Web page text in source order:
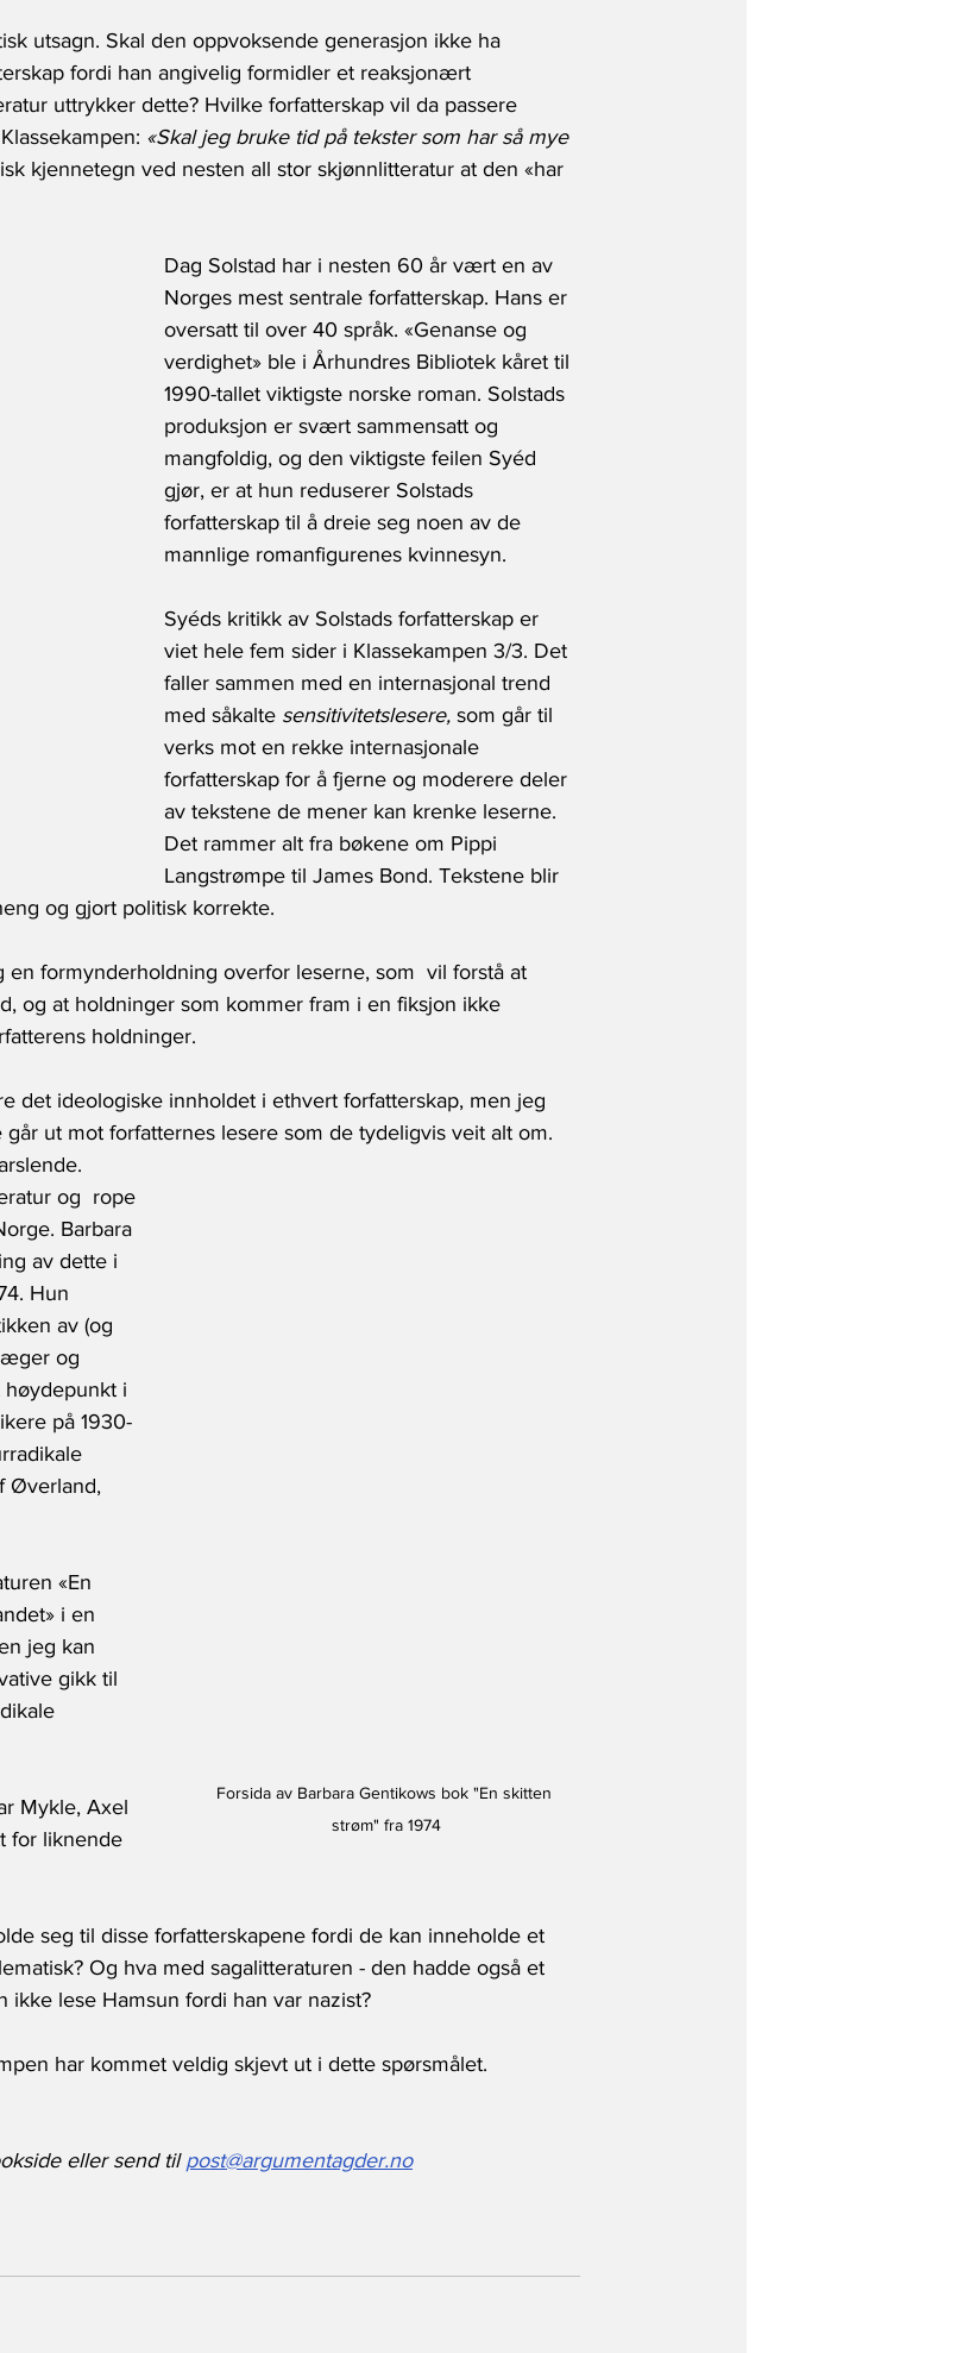
utsagn. Skal den oppvoksende generasjon ikke ha
fordi han angivelig formidler et reaksjonært
uttrykker dette? Hvilke forfatterskap vil da passere
«Skal jeg bruke tid på tekster som har så mye
kjennetegn ved nesten all stor skjønnlitteratur at den «har
Dag Solstad har i nesten 60 år vært en av
Norges mest sentrale forfatterskap. Hans er
oversatt til over 40 språk. «Genanse og
verdighet» ble i Århundres Bibliotek kåret til
1990-tallet viktigste norske roman. Solstads
produksjon er svært sammensatt og
mangfoldig, og den viktigste feilen Syéd
gjør, er at hun reduserer Solstads
forfatterskap til å dreie seg noen av de
mannlige romanfigurenes kvinnesyn.
Syéds kritikk av Solstads forfatterskap er
viet hele fem sider i Klassekampen 3/3. Det
faller sammen med en internasjonal trend
med såkalte sensitivitetslesere, som går til
verks mot en rekke internasjonale
forfatterskap for å fjerne og moderere deler
av tekstene de mener kan krenke leserne.
Det rammer alt fra bøkene om Pippi
Langstrømpe til James Bond. Tekstene blir
og gjort politisk korrekte.
formynderholdning overfor leserne, som  vil forstå at
og at holdninger som kommer fram i en fiksjon ikke
holdninger.
det ideologiske innholdet i ethvert forfatterskap, men jeg
ut mot forfatternes lesere som de tydeligvis veit alt om.
Forsida av Barbara Gentikows bok "En skitten
strøm" fra 1974
og  rope
Barbara
av dette i
Hun
av (og
og
høydepunkt i
på 1930-
Øverland,
«En
i en
jeg kan
gikk til
Mykle, Axel
for liknende
seg til disse forfatterskapene fordi de kan inneholde et
Og hva med sagalitteraturen - den hadde også et
ikke lese Hamsun fordi han var nazist?
har kommet veldig skjevt ut i dette spørsmålet.
eller send til post@argumentagder.no